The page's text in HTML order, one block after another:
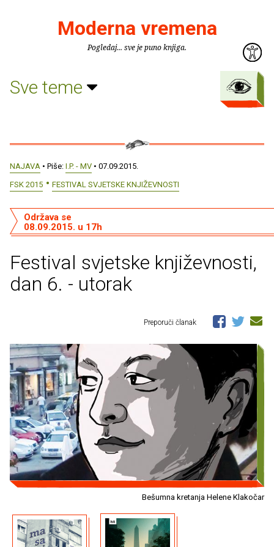
Moderna vremena
Pogledaj... sve je puno knjiga.
Sve teme
NAJAVA • Piše: I.P. - MV • 07.09.2015.
FSK 2015
FESTIVAL SVJETSKE KNJIŽEVNOSTI
Festival svjetske književnosti,
dan 6. - utorak
Održava se
08.09.2015. u 17h
Preporuči članak
Bešumna kretanja Helene Klakočar